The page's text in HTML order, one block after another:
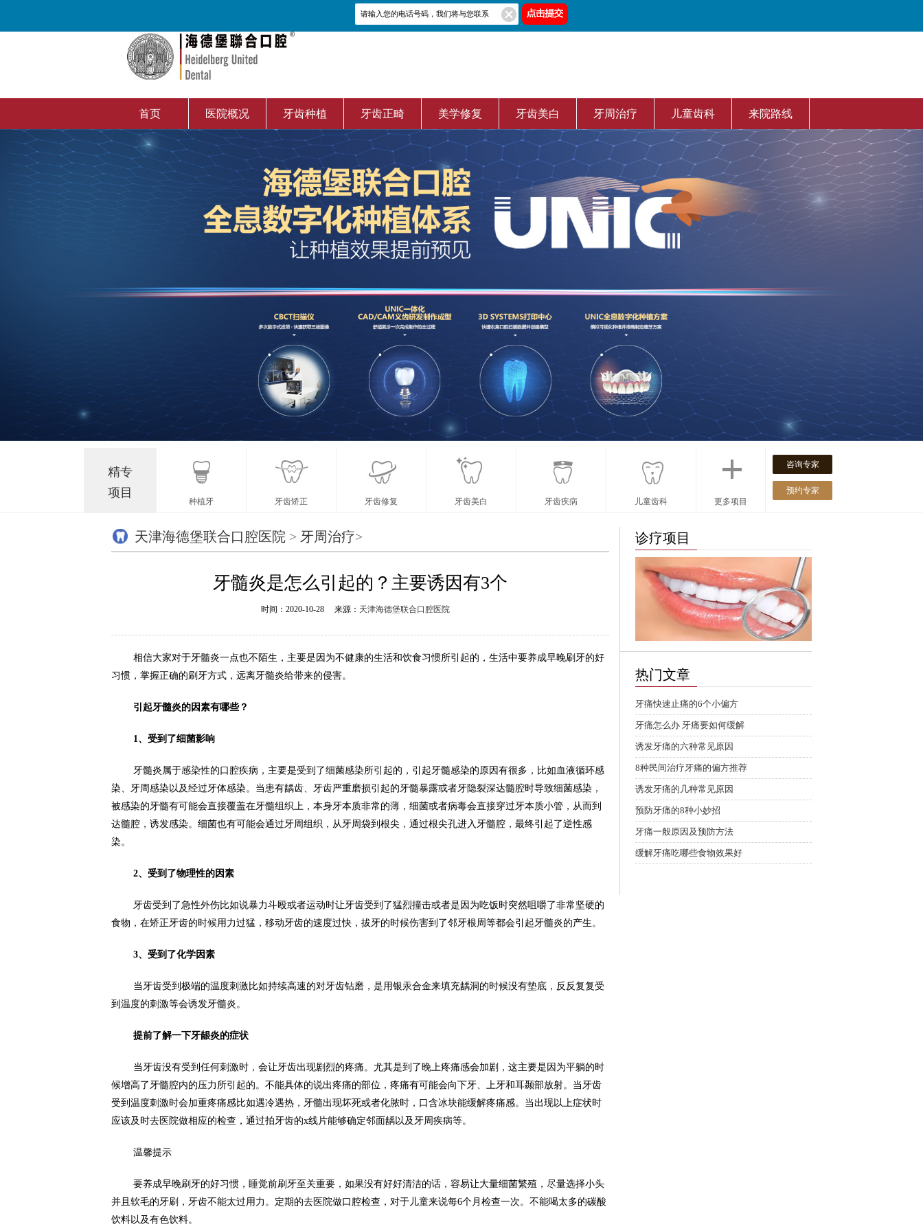
首页 医院概况 牙齿种植 牙齿正畸 美学修复 牙齿美白 牙周治疗 儿童齿科 来院路线
精专
项目
种植牙 牙齿矫正 牙齿修复 牙齿美白 牙齿疾病 儿童齿科 更多项目
咨询专家
预约专家
天津海德堡联合口腔医院 > 牙周治疗>
牙髓炎是怎么引起的？主要诱因有3个
时间：2020-10-28 来源： 天津海德堡联合口腔医院
相信大家对于牙髓炎一点也不陌生，主要是因为不健康的生活和饮食习惯所引起的，生活中要养成早晚刷牙的好
习惯，掌握正确的刷牙方式，远离牙髓炎给带来的侵害。
引起牙髓炎的因素有哪些？
1、受到了细菌影响
牙髓炎属于感染性的口腔疾病，主要是受到了细菌感染所引起的，引起牙髓感染的原因有很多，比如血液循环感
染、牙周感染以及经过牙体感染。当患有龋齿、牙齿严重磨损引起的牙髓暴露或者牙隐裂深达髓腔时导致细菌感染，
被感染的牙髓有可能会直接覆盖在牙髓组织上，本身牙本质非常的薄，细菌或者病毒会直接穿过牙本质小管，从而到
达髓腔，诱发感染。细菌也有可能会通过牙周组织，从牙周袋到根尖，通过根尖孔进入牙髓腔，最终引起了逆性感
染。
2、受到了物理性的因素
牙齿受到了急性外伤比如说暴力斗殴或者运动时让牙齿受到了猛烈撞击或者是因为吃饭时突然咀嚼了非常坚硬的
食物，在矫正牙齿的时候用力过猛，移动牙齿的速度过快，拔牙的时候伤害到了邻牙根周等都会引起牙髓炎的产生。
3、受到了化学因素
当牙齿受到极端的温度刺激比如持续高速的对牙齿钻磨，是用银汞合金来填充龋洞的时候没有垫底，反反复复受
到温度的刺激等会诱发牙髓炎。
提前了解一下牙龈炎的症状
当牙齿没有受到任何刺激时，会让牙齿出现剧烈的疼痛。尤其是到了晚上疼痛感会加剧，这主要是因为平躺的时
候增高了牙髓腔内的压力所引起的。不能具体的说出疼痛的部位，疼痛有可能会向下牙、上牙和耳颞部放射。当牙齿
受到温度刺激时会加重疼痛感比如遇冷遇热，牙髓出现坏死或者化脓时，口含冰块能缓解疼痛感。当出现以上症状时
应该及时去医院做相应的检查，通过拍牙齿的x线片能够确定邻面龋以及牙周疾病等。
温馨提示
要养成早晚刷牙的好习惯，睡觉前刷牙至关重要，如果没有好好清洁的话，容易让大量细菌繁殖，尽量选择小头
并且软毛的牙刷，牙齿不能太过用力。定期的去医院做口腔检查，对于儿童来说每6个月检查一次。不能喝太多的碳酸
饮料以及有色饮料。
诊疗项目
热门文章
牙痛快速止痛的6个小偏方
牙痛怎么办 牙痛要如何缓解
诱发牙痛的六种常见原因
8种民间治疗牙痛的偏方推荐
诱发牙痛的几种常见原因
预防牙痛的8种小妙招
牙痛一般原因及预防方法
缓解牙痛吃哪些食物效果好